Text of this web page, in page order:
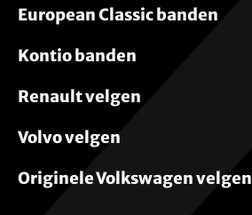
European Classic banden
Kontio banden
Renault velgen
Volvo velgen
Originele Volkswagen velgen